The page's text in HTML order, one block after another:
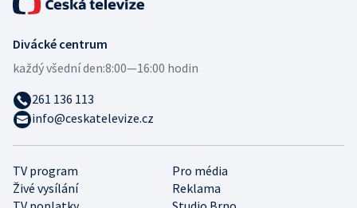
TV program
Pro média
Živé vysílání
Reklama
Divácké centrum
každý všední den:8:00—16:00 hodin
261 136 113
info@ceskatelevize.cz